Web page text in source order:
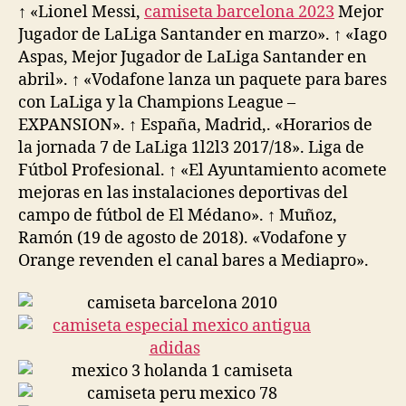
↑ «Lionel Messi, camiseta barcelona 2023 Mejor
Jugador de LaLiga Santander en marzo». ↑ «Iago
Aspas, Mejor Jugador de LaLiga Santander en
abril». ↑ «Vodafone lanza un paquete para bares
con LaLiga y la Champions League –
EXPANSION». ↑ España, Madrid,. «Horarios de
la jornada 7 de LaLiga 1l2l3 2017/18». Liga de
Fútbol Profesional. ↑ «El Ayuntamiento acomete
mejoras en las instalaciones deportivas del
campo de fútbol de El Médano». ↑ Muñoz,
Ramón (19 de agosto de 2018). «Vodafone y
Orange revenden el canal bares a Mediapro».